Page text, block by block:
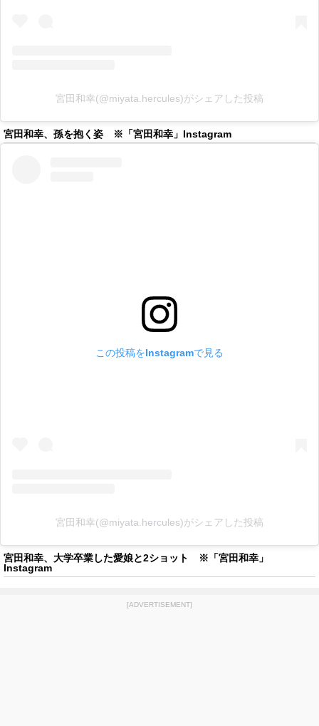
宮田和幸(@miyata.hercules)がシェアした投稿
宮田和幸、孫を抱く姿 ※「宮田和幸」Instagram
この投稿をInstagramで見る
宮田和幸(@miyata.hercules)がシェアした投稿
宮田和幸、大学卒業した愛娘と2ショット ※「宮田和幸」
Instagram
[ADVERTISEMENT]